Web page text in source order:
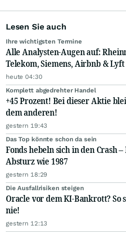
Lesen Sie auch
Ihre wichtigsten Termine
Alle Analysten-Augen auf:
Telekom, Siemens, Airbnb & Lyft
heute 04:30
Komplett abgedrehter Handel
+45 Prozent! Bei dieser Aktie
dem anderen!
gestern 19:43
Das Top könnte schon da sein
Fonds hebeln sich in den Crash
Absturz wie 1987
gestern 18:29
Die Ausfallrisiken steigen
Oracle vor dem KI-Bankrott? So
nie!
gestern 12:13